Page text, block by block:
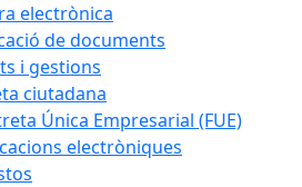
electrònica
de documents
i gestions
ciutadana
Única Empresarial (FUE)
electròniques